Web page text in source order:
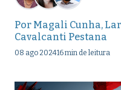
Por Magali Cunha,
Cavalcanti Pestana
08 ago 202416 min de leitura